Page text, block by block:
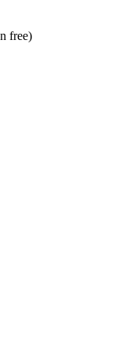
free)